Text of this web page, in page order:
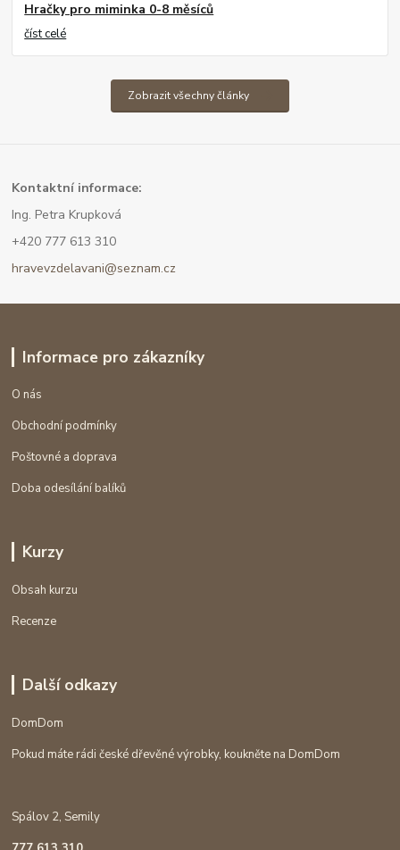
Hračky pro miminka 0-8 měsíců
číst celé
Zobrazit všechny články
Kontaktní informace:
Ing. Petra Krupková
+420 777 613 310
hravevzdelavani@seznam.cz
Informace pro zákazníky
O nás
Obchodní podmínky
Poštovné a doprava
Doba odesílání balíků
Kurzy
Obsah kurzu
Recenze
Další odkazy
DomDom
Pokud máte rádi české dřevěné výrobky, koukněte na DomDom
Spálov 2, Semily